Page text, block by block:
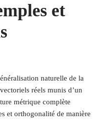
et
naturelle de la
réels munis d’un
métrique complète
et orthogonalité de manière